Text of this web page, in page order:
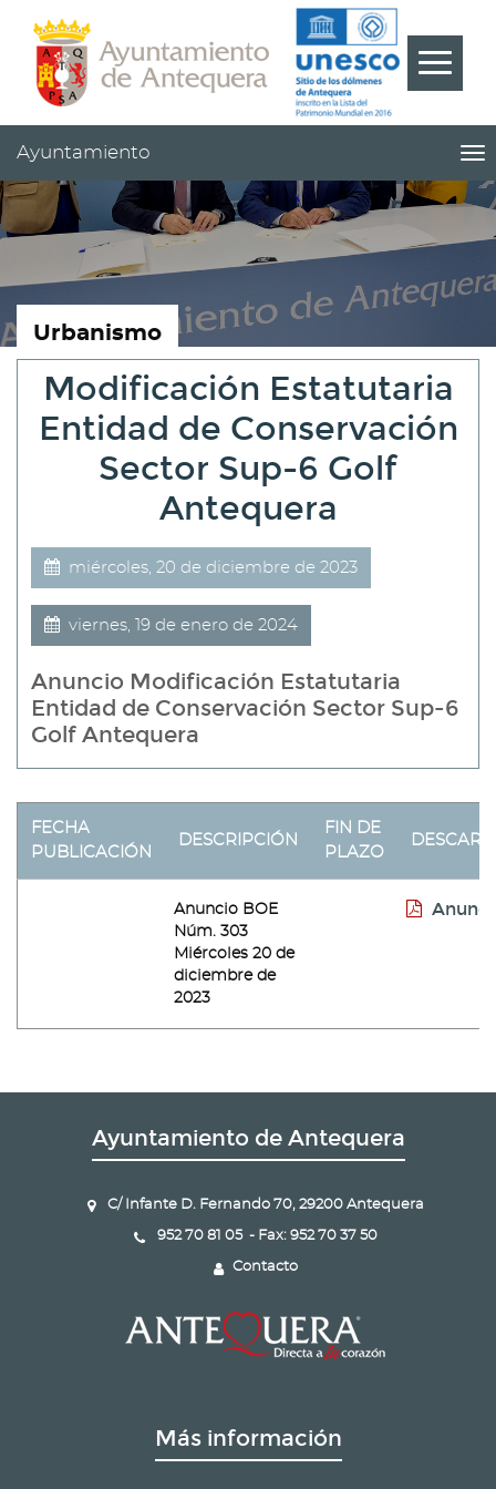
Cabecera
Pie
Menú
???
|
Ayuntamiento
Urbanismo
Modificación Estatutaria
Entidad de Conservación
Sector Sup-6 Golf
Antequera
miércoles, 20 de diciembre de 2023
viernes, 19 de enero de 2024
Anuncio Modificación Estatutaria
Entidad de Conservación Sector Sup-6
Golf Antequera
FECHA
PUBLICACIÓN
DESCRIPCIÓN
FIN DE
PLAZO
Anuncio BOE
Núm. 303
Miércoles 20 de
diciembre de
2023
Ayuntamiento de Antequera
C/ Infante D. Fernando 70, 29200 Antequera
952 70 81 05 - Fax: 952 70 37 50
Contacto
Más información